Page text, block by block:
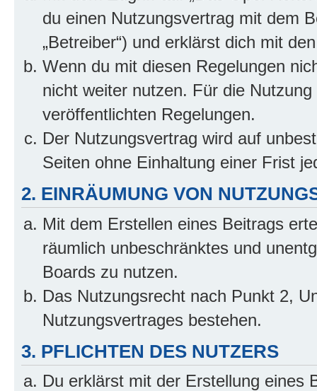
du einen Nutzungsvertrag mit dem
„Betreiber“) und erklärst dich mit
Wenn du mit diesen Regelungen
nicht weiter nutzen. Für die
veröffentlichten Regelungen.
Der Nutzungsvertrag wird auf
Seiten ohne Einhaltung einer Frist
2. EINRÄUMUNG VON
Mit dem Erstellen eines Beitrags
räumlich unbeschränktes und
Boards zu nutzen.
Das Nutzungsrecht nach Punkt 2,
Nutzungsvertrages bestehen.
3. PFLICHTEN DES NUTZERS
Du erklärst mit der Erstellung eines